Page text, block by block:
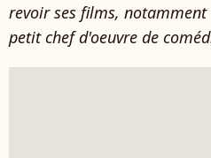
revoir ses films, notamment
petit chef d'oeuvre de